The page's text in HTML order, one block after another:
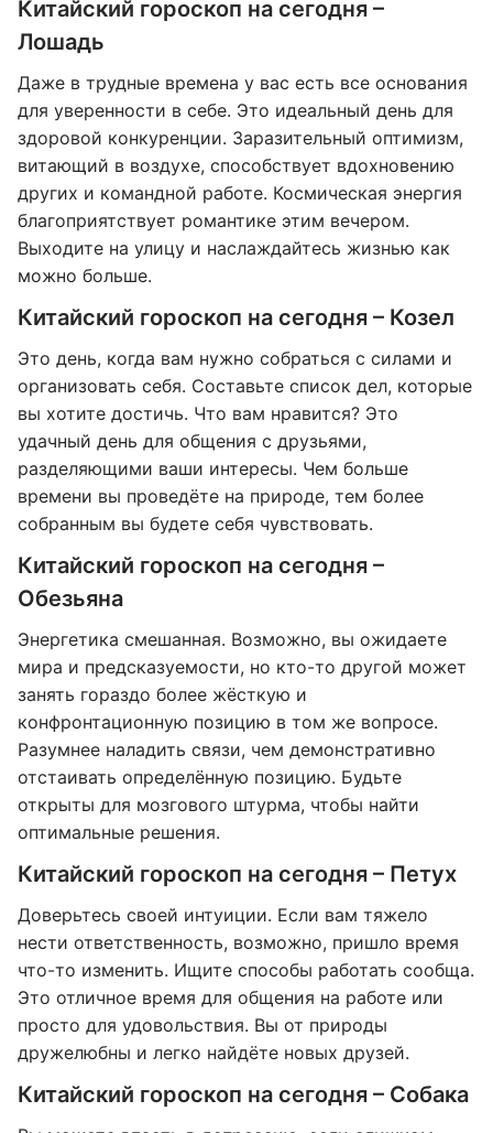
Китайский гороскоп на сегодня –
Лошадь
Даже в трудные времена у вас есть все основания
для уверенности в себе. Это идеальный день для
здоровой конкуренции. Заразительный оптимизм,
витающий в воздухе, способствует вдохновению
других и командной работе. Космическая энергия
благоприятствует романтике этим вечером.
Выходите на улицу и наслаждайтесь жизнью как
можно больше.
Китайский гороскоп на сегодня – Козел
Это день, когда вам нужно собраться с силами и
организовать себя. Составьте список дел, которые
вы хотите достичь. Что вам нравится? Это
удачный день для общения с друзьями,
разделяющими ваши интересы. Чем больше
времени вы проведёте на природе, тем более
собранным вы будете себя чувствовать.
Китайский гороскоп на сегодня –
Обезьяна
Энергетика смешанная. Возможно, вы ожидаете
мира и предсказуемости, но кто-то другой может
занять гораздо более жёсткую и
конфронтационную позицию в том же вопросе.
Разумнее наладить связи, чем демонстративно
отстаивать определённую позицию. Будьте
открыты для мозгового штурма, чтобы найти
оптимальные решения.
Китайский гороскоп на сегодня – Петух
Доверьтесь своей интуиции. Если вам тяжело
нести ответственность, возможно, пришло время
что-то изменить. Ищите способы работать сообща.
Это отличное время для общения на работе или
просто для удовольствия. Вы от природы
дружелюбны и легко найдёте новых друзей.
Китайский гороскоп на сегодня – Собака